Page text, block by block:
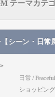
テーマカテ
シーン・日常
日常 /
ショッピン